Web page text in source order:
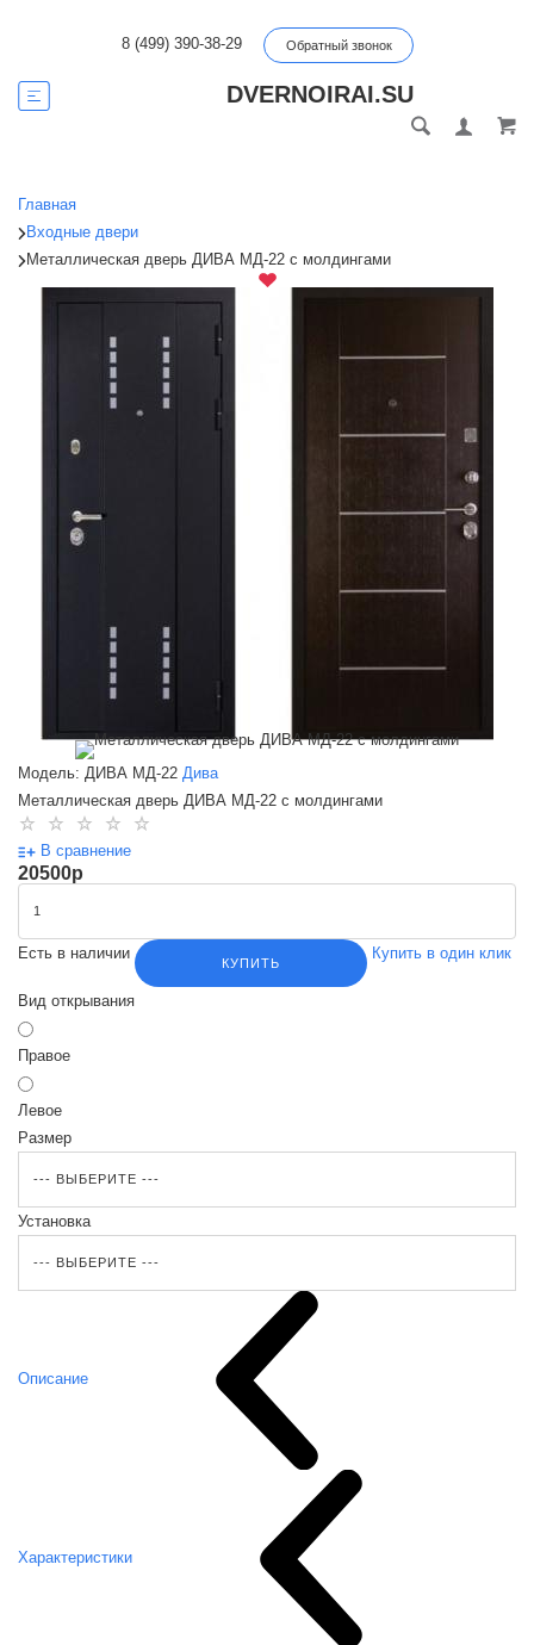
8 (499) 390-38-29 Обратный звонок
DVERNOIRAI.SU
Главная
Входные двери
Металлическая дверь ДИВА МД-22 с молдингами
Модель: ДИВА МД-22 Дива
Металлическая дверь ДИВА МД-22 с молдингами
В сравнение
20500p
Есть в наличии
КУПИТЬ
Купить в один клик
Вид открывания
Правое
Левое
Размер
Установка
Описание
Характеристики